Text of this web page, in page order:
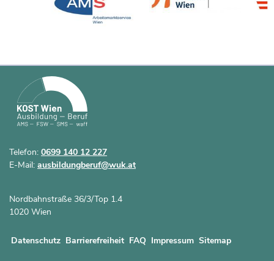
Nordbahnstraße 36/3/Top 1.4
1020 Wien
Telefon: 0699 140 12 227
E-Mail: ausbildungberuf@wuk.at
Datenschutz Barrierefreiheit FAQ Impressum Sitemap